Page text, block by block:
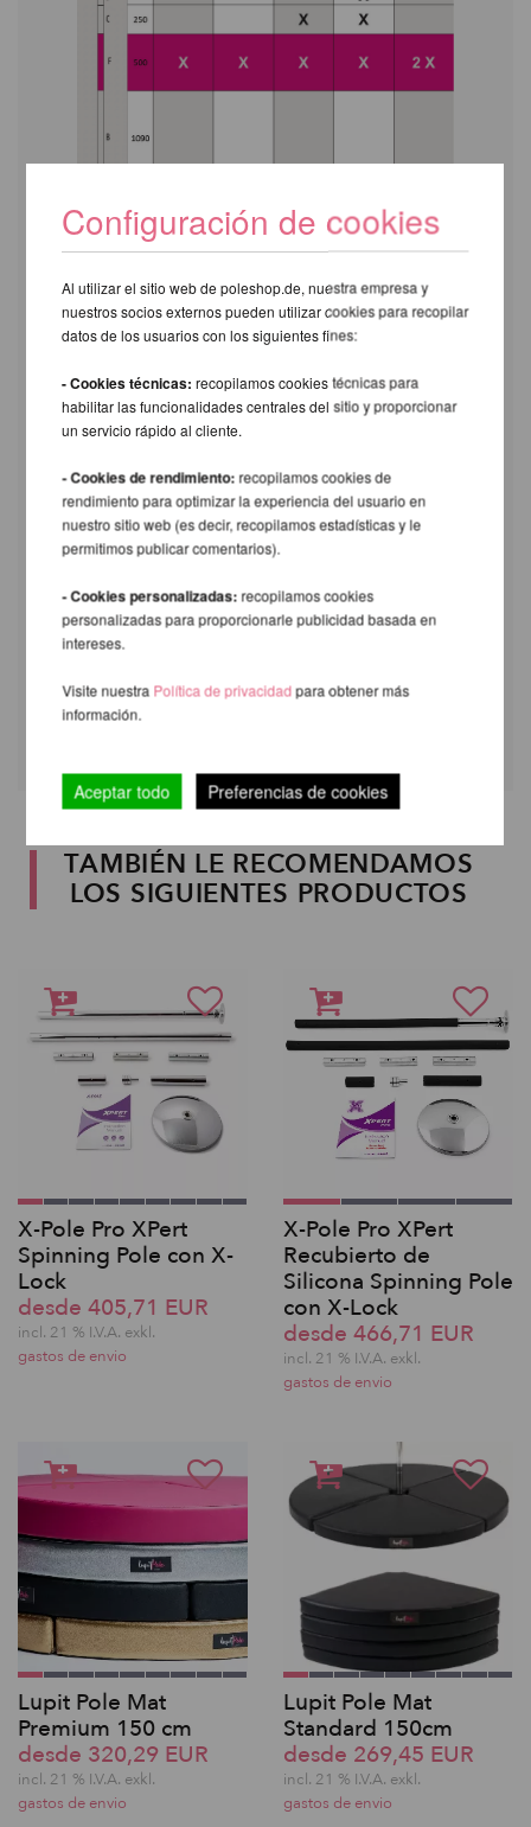
TAMBIÉN LE RECOMENDAMOS
LOS SIGUIENTES PRODUCTOS
X-Pole Pro XPert
Spinning Pole con X-
Lock
desde 405,71 EUR
incl. 21 % I.V.A. exkl.
gastos de envio
X-Pole Pro XPert
Recubierto de
Silicona Spinning Pole
con X-Lock
desde 466,71 EUR
incl. 21 % I.V.A. exkl.
gastos de envio
Lupit Pole Mat
Premium 150 cm
desde 320,29 EUR
incl. 21 % I.V.A. exkl.
gastos de envio
Lupit Pole Mat
Standard 150cm
desde 269,45 EUR
incl. 21 % I.V.A. exkl.
gastos de envio
Configuración de cookies
Al utilizar el sitio web de poleshop.de, nuestra empresa y
nuestros socios externos pueden utilizar cookies para recopilar
datos de los usuarios con los siguientes fines:
- Cookies técnicas:recopilamos cookies técnicas para
habilitar las funcionalidades centrales del sitio y proporcionar
un servicio rápido al cliente.
- Cookies de rendimiento: recopilamos cookies de
rendimiento para optimizar la experiencia del usuario en
nuestro sitio web (es decir, recopilamos estadísticas y le
permitimos publicar comentarios).
- Cookies personalizadas: recopilamos cookies
personalizadas para proporcionarle publicidad basada en
intereses.
Visite nuestra Política de privacidadpara obtener más
información.
Aceptar todo Preferencias de cookies